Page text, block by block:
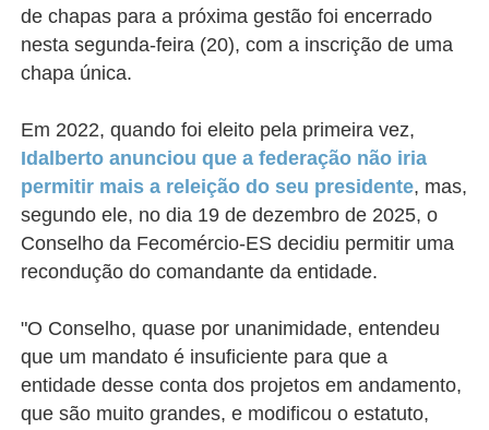
de chapas para a próxima gestão foi encerrado
nesta segunda-feira (20), com a inscrição de uma
chapa única.
Em 2022, quando foi eleito pela primeira vez,
Idalberto anunciou que a federação não iria
permitir mais a releição do seu presidente, mas,
segundo ele, no dia 19 de dezembro de 2025, o
Conselho da Fecomércio-ES decidiu permitir uma
recondução do comandante da entidade.
"O Conselho, quase por unanimidade, entendeu
que um mandato é insuficiente para que a
entidade desse conta dos projetos em andamento,
que são muito grandes, e modificou o estatuto,